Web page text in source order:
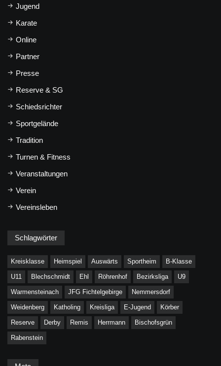
Jugend
Karate
Online
Partner
Presse
Reserve & SG
Schiedsrichter
Sportgelände
Tradition
Turnen & Fitness
Veranstaltungen
Verein
Vereinsleben
Schlagwörter
Kreisklasse Heimspiel Auswärts Sportheim B-Klasse
U11 Blechschmidt Ehl Röhrenhof Bezirksliga U9
Warmensteinach JFG Fichtelgebirge Nemmersdorf
Weidenberg Katholing Kreisliga E-Jugend Körber
Reserve Derby Remis Herrmann Bischofsgrün
Rabenstein